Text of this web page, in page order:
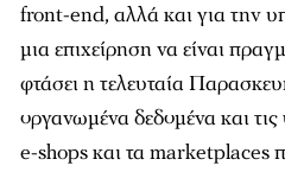
front-end, αλλά και για την
μια επιχείρηση να είναι
φτάσει η τελευταία
οργανωμένα δεδομένα και
e-shops και τα marketplaces